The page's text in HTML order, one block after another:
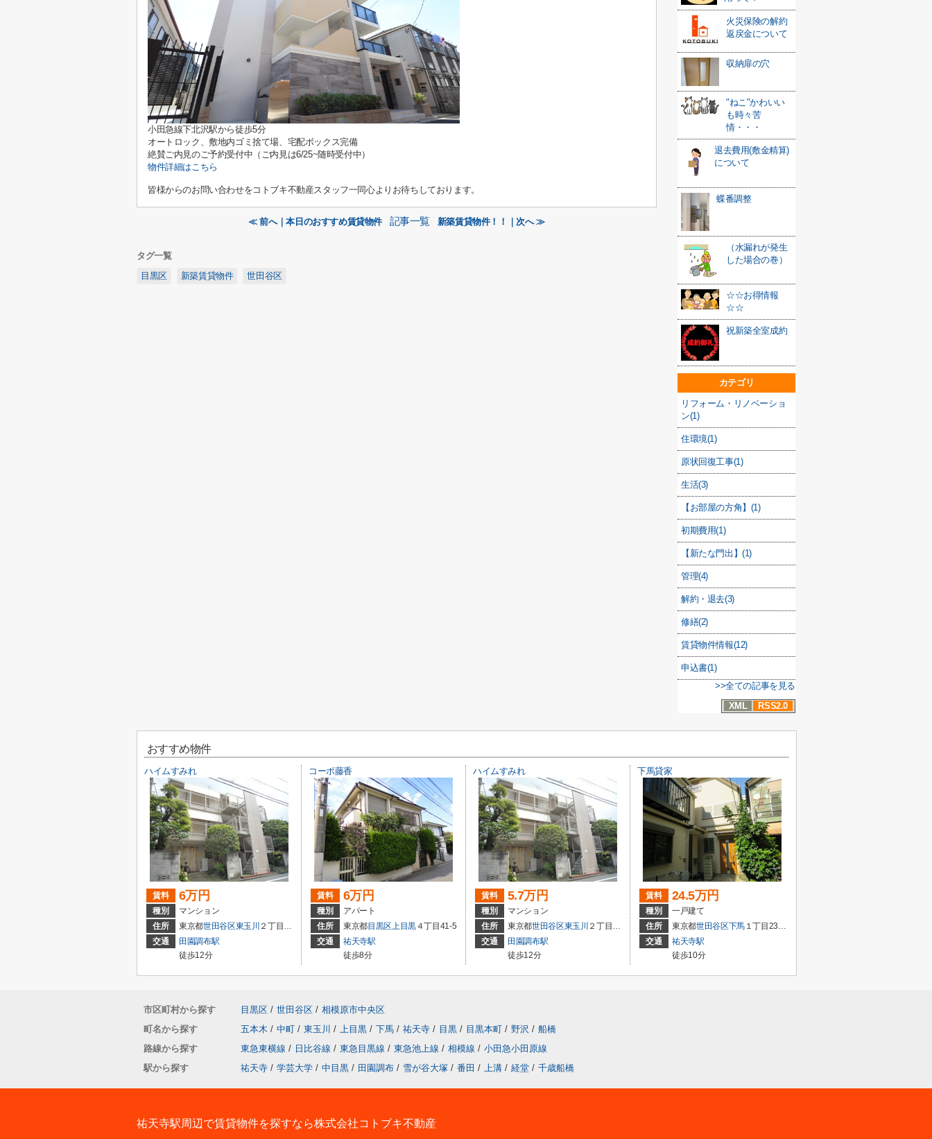
小田急線下北沢駅から徒歩5分
オートロック、敷地内ゴミ捨て場、宅配ボックス完備
絶賛ご内見のご予約受付中（ご内見は6/25~随時受付中）
物件詳細はこちら
皆様からのお問い合わせをコトブキ不動産スタッフ一同心よりお待ちしております。
≪ 前へ｜本日のおすすめ賃貸物件 記事一覧 新築賃貸物件！！｜次へ ≫
タグ一覧
目黒区
新築賃貸物件 世田谷区
火災保険の解約
返戻金について
収納扉の穴
"ねこ"かわいい
も時々苦
情・・・
退去費用(敷金精算)
について
蝶番調整
（水漏れが発生
した場合の巻）
☆☆お得情報
☆☆
祝新築全室成約
カテゴリ
リフォーム・リノベーショ
ン(1)
住環境(1)
原状回復工事(1)
生活(3)
【お部屋の方角】(1)
初期費用(1)
【新たな門出】(1)
管理(4)
解約・退去(3)
修繕(2)
賃貸物件情報(12)
申込書(1)
>>全ての記事を見る
XML
RSS2.0
おすすめ物件
ハイムすみれ
賃料 6万円
種別
マンション
住所
東京都世田谷区東玉川 ２丁目9-16
交通
田園調布駅
徒歩12分
コーポ藤香
賃料 6万円
種別
アパート
住所
東京都目黒区上目黒４丁目41-5
交通
祐天寺駅
徒歩8分
ハイムすみれ
賃料 5.7万円
種別
マンション
住所
東京都世田谷区東玉川 ２丁目9-16
交通
田園調布駅
徒歩12分
下馬貸家
賃料 24.5万円
種別
一戸建て
住所
東京都世田谷区下馬１丁目23-16
交通
祐天寺駅
徒歩10分
市区町村から探す 目黒区 / 世田谷区 / 相模原市中央区
町名から探す
五本木 / 中町 / 東玉川 / 上目黒 / 下馬 / 祐天寺 / 目黒 / 目黒本町 / 野沢 / 船橋
路線から探す
東急東横線 / 日比谷線 / 東急目黒線 / 東急池上線 / 相模線 / 小田急小田原線
駅から探す
祐天寺 / 学芸大学 / 中目黒 / 田園調布 / 雪が谷大塚 / 番田 / 上溝 / 経堂 / 千歳船橋
祐天寺駅周辺で賃貸物件を探すなら株式会社コトブキ不動産